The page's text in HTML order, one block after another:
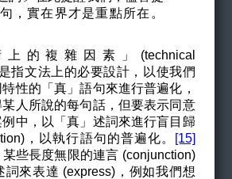
，實在界才是重點所在。
的複雜因素」(technical
指文法上的必要設計，以使我們
性的「真」語句來進行普遍化，
人所說的每句話，但要表示同意
中，以「真」述詞來進行盲目歸
，以執行語句的普遍化。
[15]
些長度無限的連言 (conjunction)
詞來表達 (express)，例如我們想